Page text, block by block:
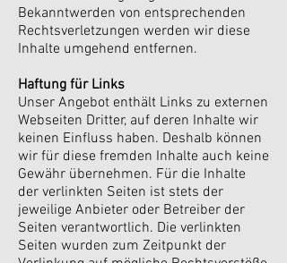
Bekanntwerden von entsprechenden
Rechtsverletzungen werden wir diese
Inhalte umgehend entfernen.
Haftung für Links
Unser Angebot enthält Links zu externen
Webseiten Dritter, auf deren Inhalte wir
keinen Einfluss haben. Deshalb können
wir für diese fremden Inhalte auch keine
Gewähr übernehmen. Für die Inhalte
der verlinkten Seiten ist stets der
jeweilige Anbieter oder Betreiber der
Seiten verantwortlich. Die verlinkten
Seiten wurden zum Zeitpunkt der